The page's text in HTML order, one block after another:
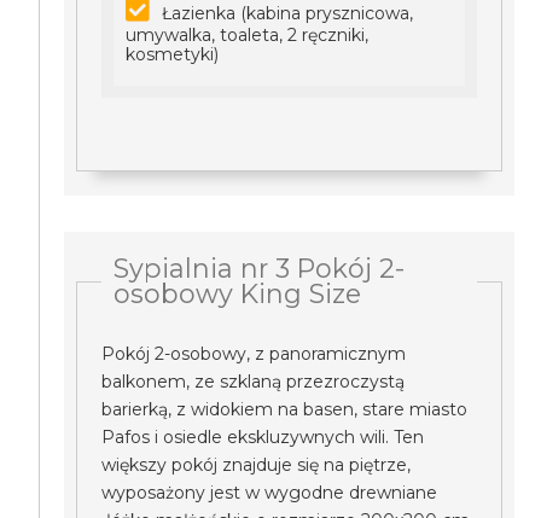
Łazienka (kabina prysznicowa,
umywalka, toaleta, 2 ręczniki,
kosmetyki)
Sypialnia nr 3 Pokój 2-
osobowy King Size
Pokój 2-osobowy, z panoramicznym
balkonem, ze szklaną przezroczystą
barierką, z widokiem na basen, stare miasto
Pafos i osiedle ekskluzywnych wili. Ten
większy pokój znajduje się na piętrze,
wyposażony jest w wygodne drewniane